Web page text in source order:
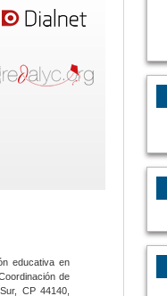
educativa en
de
CP 44140,